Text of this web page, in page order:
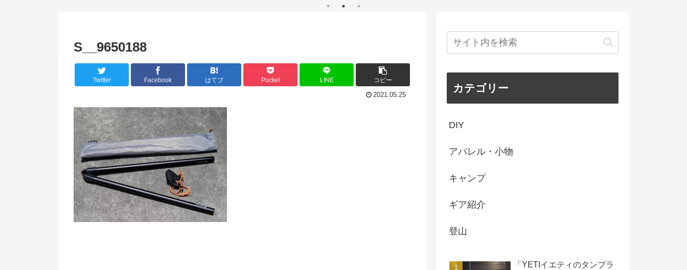
S__9650188
Twitter Facebook はてブ Pocket LINE コピー
2021.05.25
カテゴリー
DIY
アパレル・小物
キャンプ
ギア紹介
登山
「YETIイエティのタンブラ